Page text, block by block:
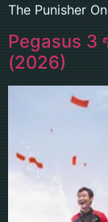
The Punisher
Pegasus 3
(2026)